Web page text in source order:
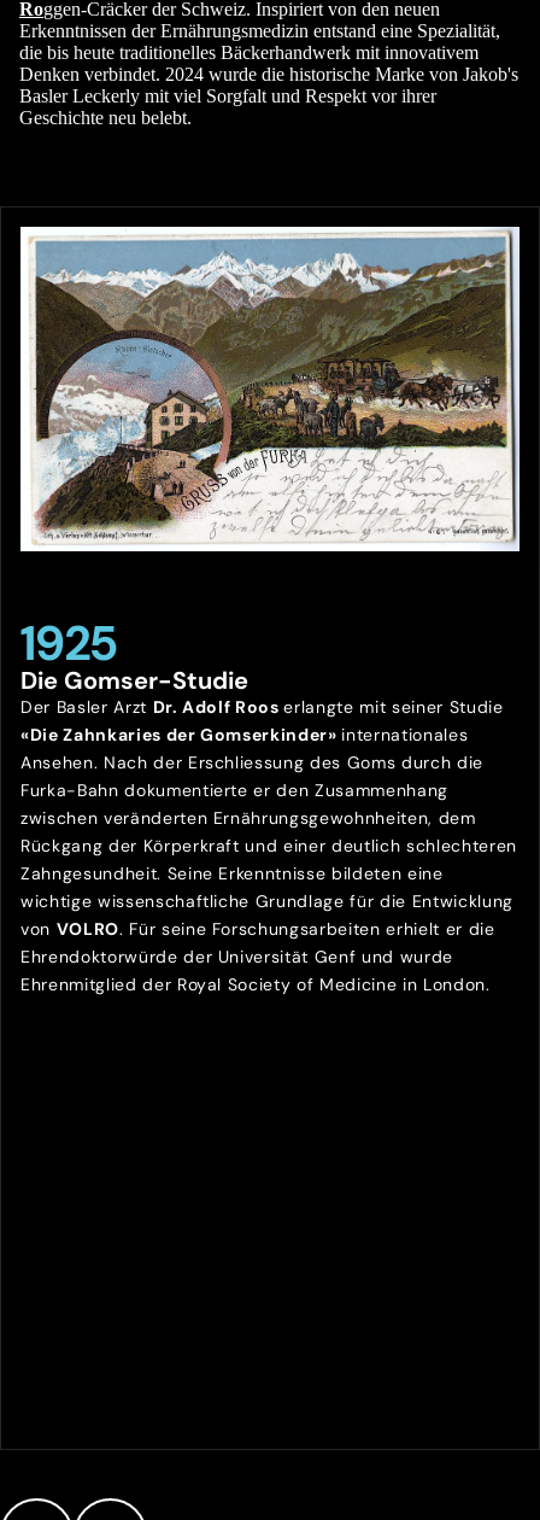
Roggen-Cräcker der Schweiz. Inspiriert von den neuen
Erkenntnissen der Ernährungsmedizin entstand eine Spezialität,
die bis heute traditionelles Bäckerhandwerk mit innovativem
Denken verbindet. 2024 wurde die historische Marke von Jakob's
Basler Leckerly mit viel Sorgfalt und Respekt vor ihrer
Geschichte neu belebt.
1925
Die Gomser-Studie
Der Basler Arzt Dr. Adolf Rooserlangte mit seiner Studie
«Die Zahnkaries der Gomserkinder» internationales
Ansehen. Nach der Erschliessung des Goms durch die
Furka-Bahn dokumentierte er den Zusammenhang
zwischen veränderten Ernährungsgewohnheiten, dem
Rückgang der Körperkraft und einer deutlich schlechteren
Zahngesundheit. Seine Erkenntnisse bildeten eine
wichtige wissenschaftliche Grundlage für die Entwicklung
von VOLRO. Für seine Forschungsarbeiten erhielt er die
Ehrendoktorwürde der Universität Genf und wurde
Ehrenmitglied der Royal Society of Medicine in London.